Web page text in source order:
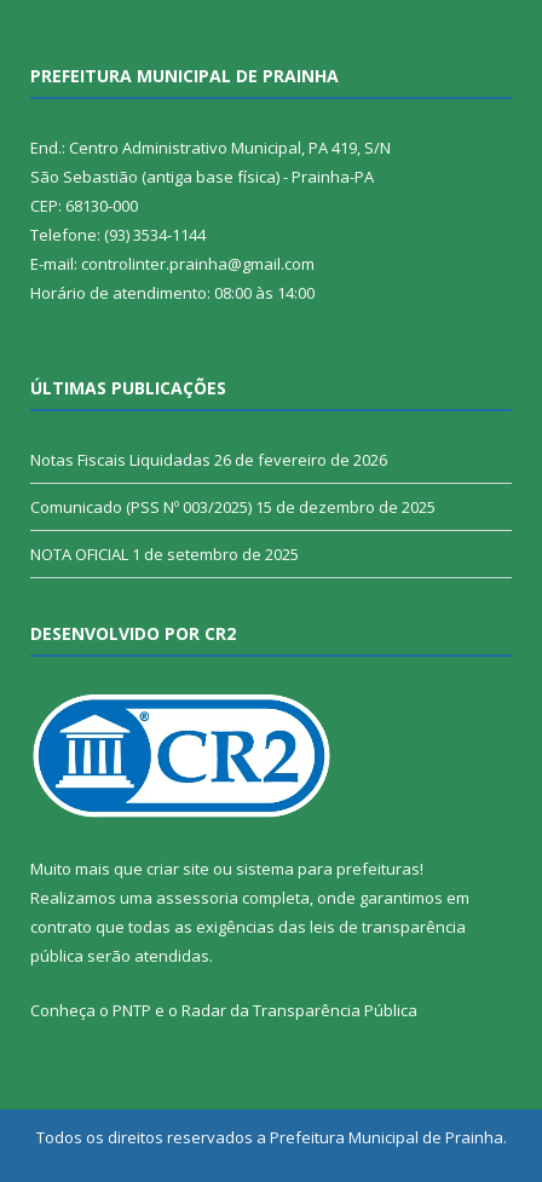
PREFEITURA MUNICIPAL DE PRAINHA
End.: Centro Administrativo Municipal, PA 419, S/N
São Sebastião (antiga base física) - Prainha-PA
CEP: 68130-000
Telefone: (93) 3534-1144
E-mail: controlinter.prainha@gmail.com
Horário de atendimento: 08:00 às 14:00
ÚLTIMAS PUBLICAÇÕES
Notas Fiscais Liquidadas 26 de fevereiro de 2026
Comunicado (PSS Nº 003/2025) 15 de dezembro de 2025
NOTA OFICIAL 1 de setembro de 2025
DESENVOLVIDO POR CR2
Muito mais que criar site ou sistema para prefeituras!
Realizamos uma assessoria completa, onde garantimos em
contrato que todas as exigências das leis de transparência
pública serão atendidas.
Conheça o PNTP e o Radar da Transparência Pública
Todos os direitos reservados a Prefeitura Municipal de Prainha.